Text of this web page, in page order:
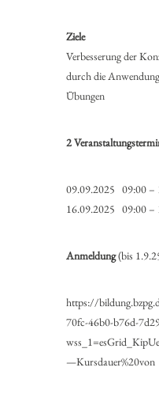
Ziele
Verbesserung der
durch die
Übungen
2
09.09.2025 09:00 –
16.09.2025 09:00 –
Anmeldung(bis
https://
70fc-46b0-b76d-
—Kursdauer%20von